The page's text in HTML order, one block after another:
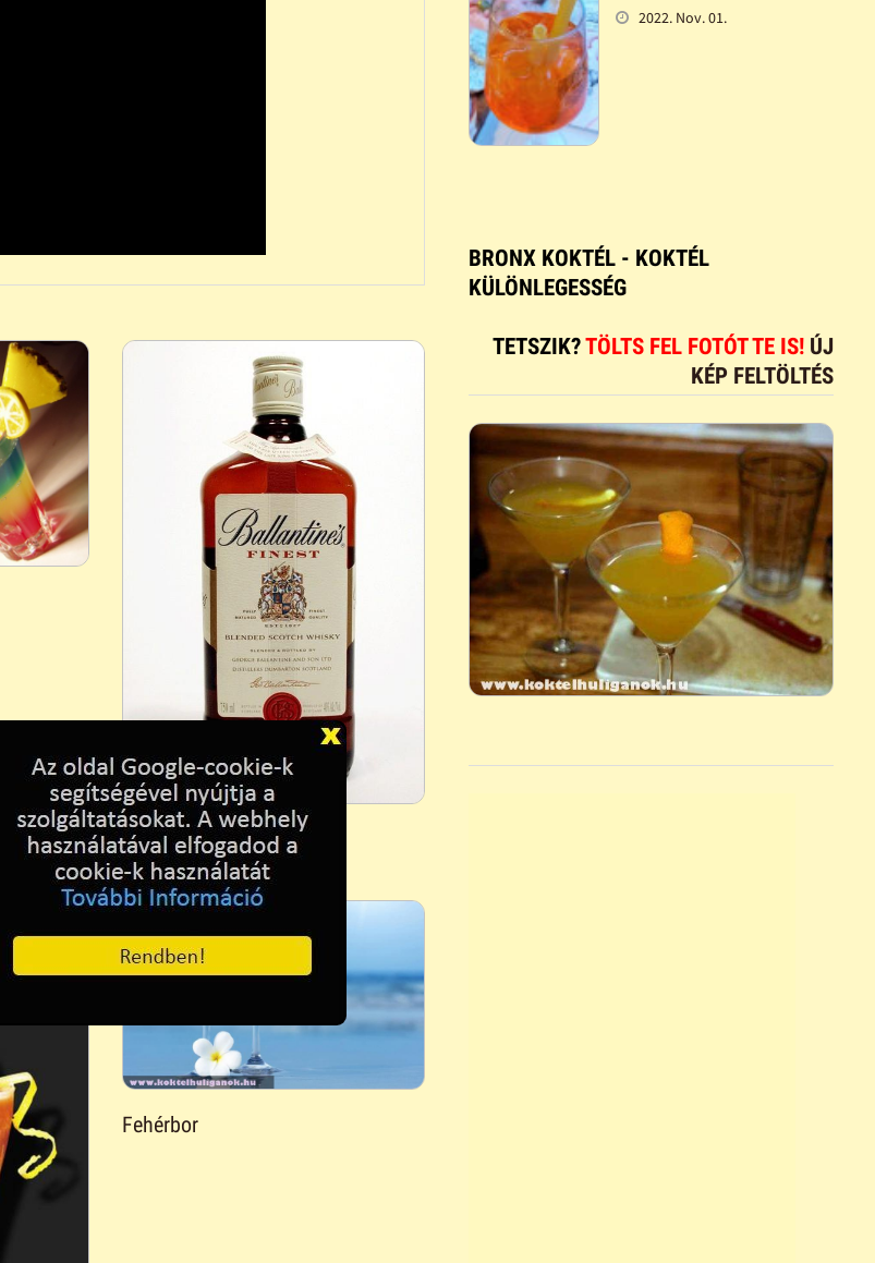
Ballantimes whisky
Fehérbor
2022. Nov. 01.
BRONX KOKTÉL - KOKTÉL
KÜLÖNLEGESSÉG
TETSZIK?TÖLTS FEL FOTÓT TE IS! ÚJ
KÉP FELTÖLTÉS